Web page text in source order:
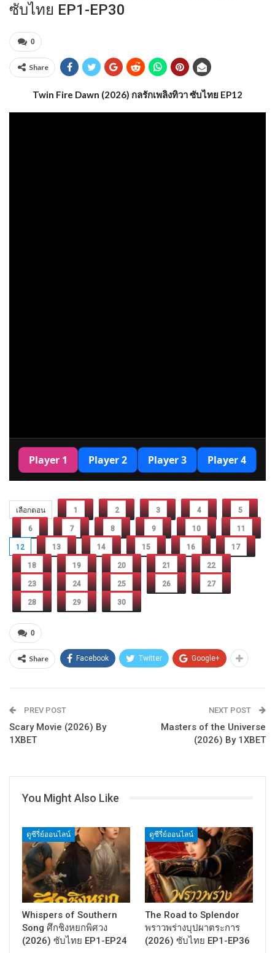
ซับไทย EP1-EP30
0
Share
Twin Fire Dawn (2026) กลรักเพลิงทิวา ซับไทย EP12
เลือกตอน 1 2 3 4 5
6 7 8 9 10 11
12 13 14 15 16 17
18 19 20 21 22
23 24 25 26 27
28 29 30
0
Share Facebook Twitter Google+
PREV POST
Scary Movie (2026) By
1XBET
NEXT POST
Masters of the Universe
(2026) By 1XBET
You Might Also Like
ดูซีรี่ย์ออนไลน์
Whispers of Southern
Song ศึกชิงหยกพิศวง
(2026) ซับไทย EP1-EP24
ดูซีรี่ย์ออนไลน์
The Road to Splendor
พราวพร่างบุปผาตระการ
(2026) ซับไทย EP1-EP36